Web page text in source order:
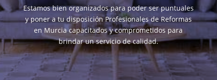
Estamos bien organizados para poder ser puntuales
y poner a tu disposición Profesionales de Reformas
en Murcia capacitados y comprometidos para
brindar un servicio de calidad.